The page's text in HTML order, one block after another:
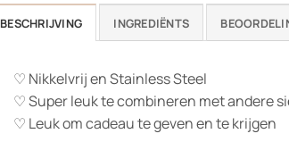
BESCHRIJVING INGREDIËNTS
♡ Nikkelvrij en Stainless Steel
♡ Super leuk te combineren met andere
♡ Leuk om cadeau te geven en te krijgen